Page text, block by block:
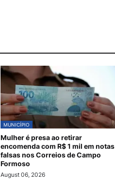
MUNICÍPIO
Mulher é presa ao retirar
encomenda com R$ 1 mil em notas
falsas nos Correios de Campo
Formoso
August 06, 2026